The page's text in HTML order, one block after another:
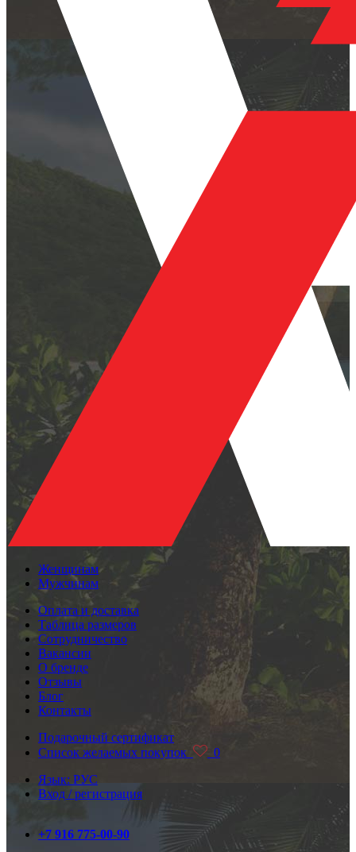
Женщинам
Мужчинам
Оплата и доставка
Таблица размеров
Сотрудничество
Вакансии
О бренде
Отзывы
Блог
Контакты
Подарочный сертификат
Список желаемых покупок
0
Язык: РУС
Вход / регистрация
+7 916 775-00-90